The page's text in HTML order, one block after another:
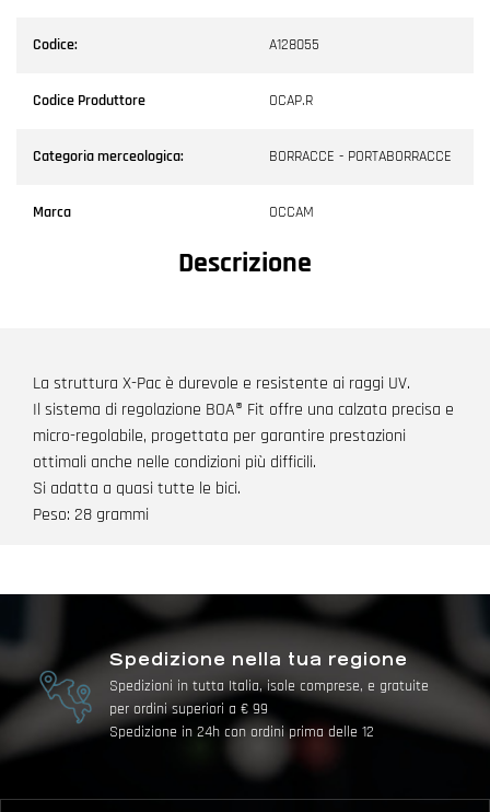
Codice: A128055
Codice Produttore OCAP.R
Categoria merceologica: BORRACCE - PORTABORRACCE
Marca OCCAM
Descrizione
La struttura X-Pac è durevole e resistente ai raggi UV.
Il sistema di regolazione BOA® Fit offre una calzata precisa e
micro-regolabile, progettata per garantire prestazioni
ottimali anche nelle condizioni più difficili.
Si adatta a quasi tutte le bici.
Peso: 28 grammi
Spedizione nella tua regione
Spedizioni in tutta Italia, isole comprese, e gratuite
per ordini superiori a € 99
Spedizione in 24h con ordini prima delle 12